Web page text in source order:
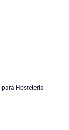
Hostelería